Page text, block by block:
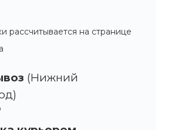
рассчитывается на странице
(Нижний